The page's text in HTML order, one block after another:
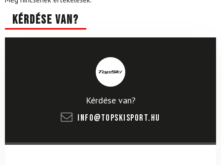
Kérdése van?
Kérdése van?
info@topskisport.hu